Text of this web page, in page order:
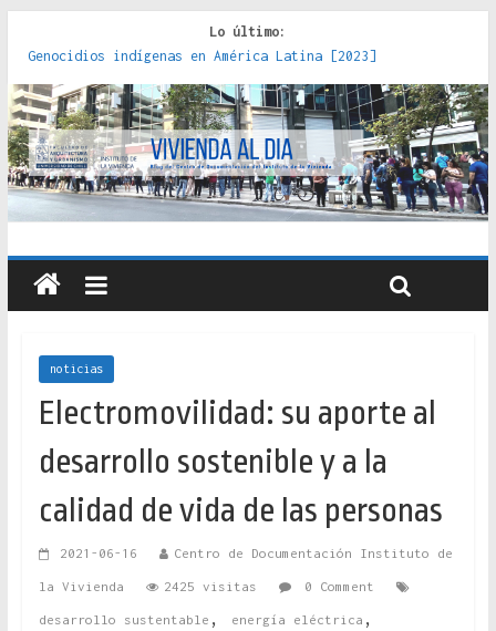
Lo último:
Red de consultorios de la Caja del Seguro Obrero en
Genocidios indígenas en América Latina [2023]
Estudios sobre la espacialización de los Estados :
políticas, prácticas y representaciones [2022]
Donde el pedernal choca con el acero : hacia una teoría
crítica de las fronteras latinoamericanas [2020]
Criterios técnicos para una vivienda adecuada [2019]
noticias
Electromovilidad: su aporte al
desarrollo sostenible y a la
calidad de vida de las personas
2021-06-16 Centro de Documentación Instituto de
la Vivienda 2425 visitas 0 Comment
desarrollo sustentable , energía eléctrica ,